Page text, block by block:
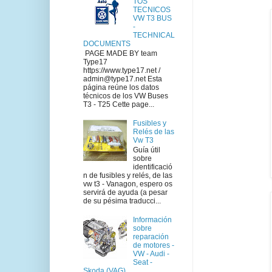
TECNICOS
VW T3 BUS
-
TECHNICAL
DOCUMENTS
PAGE MADE BY team
Type17
https://www.type17.net /
admin@type17.net Esta
página reúne los datos
técnicos de los VW Buses
T3 - T25 Cette page...
Fusibles y
Relés de las
Vw T3
Guía útil
sobre
identificació
n de fusibles y relés, de las
vw t3 - Vanagon, espero os
servirá de ayuda (a pesar
de su pésima traducci...
Información
sobre
reparación
de motores -
VW - Audi -
Seat -